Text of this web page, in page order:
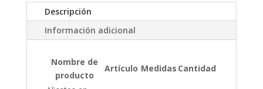
Descripción
Información adicional
Nombre de
producto
Artículo Medidas Cantidad